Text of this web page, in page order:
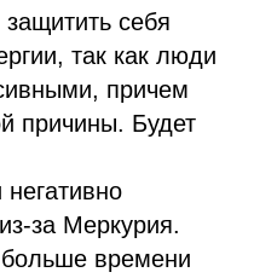
себя
так как люди
причем
причины. Будет
за Меркурия.
времени